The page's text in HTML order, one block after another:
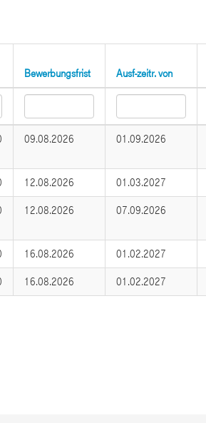
Bewerbungsfrist Ausf-zeitr. von
09.08.2026 01.09.2026
12.08.2026 01.03.2027
12.08.2026 07.09.2026
16.08.2026 01.02.2027
16.08.2026 01.02.2027